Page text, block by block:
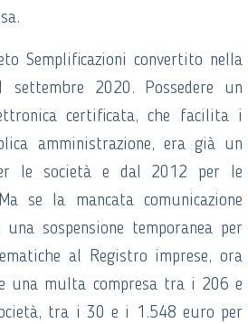
Semplificazioni convertito nella
settembre 2020. Possedere un
certificata, che facilita i
amministrazione, era già un
le società e dal 2012 per le
se la mancata comunicazione
sospensione temporanea per
al Registro imprese, ora
una multa compresa tra i 206 e
tra i 30 e i 1.548 euro per